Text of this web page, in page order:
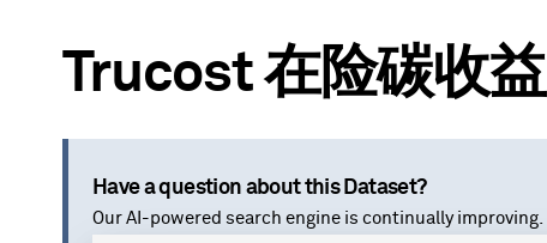
Trucost 在险碳收益
Have a question about this Dataset?
Our AI-powered search engine is continually improving.